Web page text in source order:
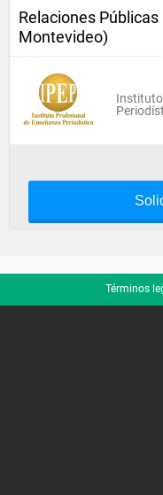
Relaciones Públicas
Montevideo)
Términos